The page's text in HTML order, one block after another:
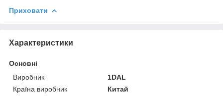
Приховати
Характеристики
Основні
Виробник
1DAL
Країна виробник
Китай